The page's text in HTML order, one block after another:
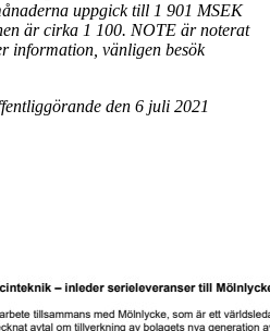
uppgick till 1 901 MSEK
är cirka 1 100. NOTE är noterat
information, vänligen besök
den 6 juli 2021